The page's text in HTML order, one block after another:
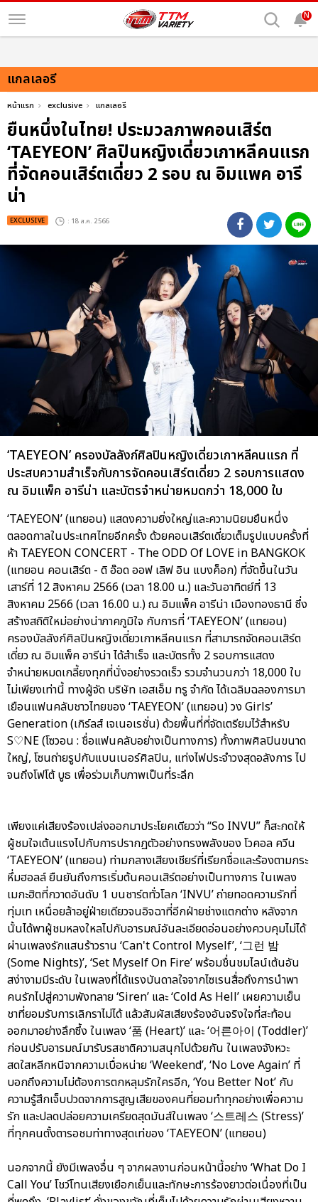
N
แกลเลอรี
หน้าแรก exclusive แกลเลอรี
ยืนหนึ่งในไทย! ประมวลภาพคอนเสิร์ต
‘TAEYEON’ ศิลปินหญิงเดี่ยวเกาหลีคนแรก
ที่จัดคอนเสิร์ตเดี่ยว 2 รอบ ณ อิมแพค อารี
น่า
EXCLUSIVE : 18 ส.ค. 2566
‘TAEYEON’ ครองบัลลังก์ศิลปินหญิงเดี่ยวเกาหลีคนแรก ที่
ประสบความสำเร็จกับการจัดคอนเสิร์ตเดี่ยว 2 รอบการแสดง
ณ อิมแพ็ค อารีน่า และบัตรจำหน่ายหมดกว่า 18,000 ใบ
‘TAEYEON’ (แทยอน) แสดงความยิ่งใหญ่และความนิยมยืนหนึ่ง
ตลอดกาลในประเทศไทยอีกครั้ง ด้วยคอนเสิร์ตเดี่ยวเต็มรูปแบบครั้งที่
ห้า TAEYEON CONCERT - The ODD Of LOVE in BANGKOK
(แทยอน คอนเสิร์ต - ดิ อ๊อด ออฟ เลิฟ อิน แบงค็อก) ที่จัดขึ้นในวัน
เสาร์ที่ 12 สิงหาคม 2566 (เวลา 18.00 น.) และวันอาทิตย์ที่ 13
สิงหาคม 2566 (เวลา 16.00 น.) ณ อิมแพ็ค อารีน่า เมืองทองธานี ซึ่ง
สร้างสถิติใหม่อย่างน่าภาคภูมิใจ กับการที่ ‘TAEYEON’ (แทยอน)
ครองบัลลังก์ศิลปินหญิงเดี่ยวเกาหลีคนแรก ที่สามารถจัดคอนเสิร์ต
เดี่ยว ณ อิมแพ็ค อารีน่า ได้สำเร็จ และบัตรทั้ง 2 รอบการแสดง
จำหน่ายหมดเกลี้ยงทุกที่นั่งอย่างรวดเร็ว รวมจำนวนกว่า 18,000 ใบ
ไม่เพียงเท่านี้ ทางผู้จัด บริษัท เอสเอ็ม ทรู จำกัด ได้เฉลิมฉลองการมา
เยือนแฟนคลับชาวไทยของ ‘TAEYEON’ (แทยอน) วง Girls’
Generation (เกิร์ลส์ เจเนอเรชั่น) ด้วยพื้นที่ที่จัดเตรียมไว้สำหรับ
S♡NE (โซวอน : ชื่อแฟนคลับอย่างเป็นทางการ) ทั้งภาพศิลปินขนาด
ใหญ่, โซนถ่ายรูปกับแบนเนอร์ศิลปิน, แท่งไฟประจำวงสุดอลังการ ไป
จนถึงโฟโต้ บูธ เพื่อร่วมเก็บภาพเป็นที่ระลึก
เพียงแค่เสียงร้องเปล่งออกมาประโยคเดียวว่า “So INVU” ก็สะกดให้
ผู้ชมใจเต้นแรงไปกับการปรากฏตัวอย่างทรงพลังของ โวคอล ควีน
‘TAEYEON’ (แทยอน) ท่ามกลางเสียงเชียร์ที่เรียกชื่อและร้องตามกระ
หึ่มฮอลล์ ยืนยันถึงการเริ่มต้นคอนเสิร์ตอย่างเป็นทางการ ในเพลง
เมกะฮิตที่กวาดอันดับ 1 บนชาร์ตทั่วโลก ‘INVU’ ถ่ายทอดความรักที่
ทุ่มเท เหนื่อยล้าอยู่ฝ่ายเดียวจนอิจฉาที่อีกฝ่ายช่างแตกต่าง หลังจาก
นั้นได้พาผู้ชมหลงใหลไปกับอารมณ์อันละเอียดอ่อนอย่างควบคุมไม่ได้
ผ่านเพลงรักแสนร้าวราน ‘Can't Control Myself’, ‘그런 밤
(Some Nights)’, ‘Set Myself On Fire’ พร้อมชื่นชมไลน์เต้นอัน
สง่างามมีระดับ ในเพลงที่ได้แรงบันดาลใจจากไซเรนสื่อถึงการนำพา
คนรักไปสู่ความพังทลาย ‘Siren’ และ ‘Cold As Hell’ เผยความเย็น
ชาที่ยอมรับการเลิกราไม่ได้ แล้วสัมผัสเสียงร้องอันจริงใจที่สะท้อน
ออกมาอย่างลึกซึ้ง ในเพลง ‘품 (Heart)’ และ ‘어른아이 (Toddler)’
ก่อนปรับอารมณ์มารับรสชาติความสนุกไปด้วยกัน ในเพลงจังหวะ
สดใสหลีกหนีจากความเบื่อหน่าย ‘Weekend’, ‘No Love Again’ ที่
บอกถึงความไม่ต้องการตกหลุมรักใครอีก, ‘You Better Not’ กับ
ความรู้สึกเจ็บปวดจากการสูญเสียของคนที่ยอมทำทุกอย่างเพื่อความ
รัก และปลดปล่อยความเครียดสุดมันส์ในเพลง ‘스트레스 (Stress)’
ที่ทุกคนตั้งตารอชมท่าทางสุดเท่ของ ‘TAEYEON’ (แทยอน)
นอกจากนี้ ยังมีเพลงอื่น ๆ จากผลงานก่อนหน้านี้อย่าง ‘What Do I
Call You’ โชว์โทนเสียงเยือกเย็นและทักษะการร้องยาวต่อเนื่องที่เป็น